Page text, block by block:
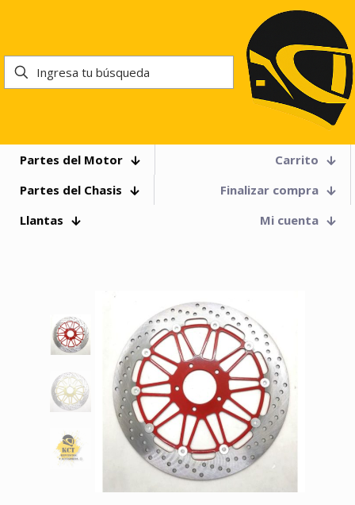
Partes del Motor
Partes del Chasis
Llantas
Carrito
Finalizar compra
Mi cuenta